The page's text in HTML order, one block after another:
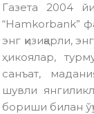
Газета 2004
“Hamkorbank”
энг қизиқарли,
ҳикоялар,
санъат,
шувли
бориши билан